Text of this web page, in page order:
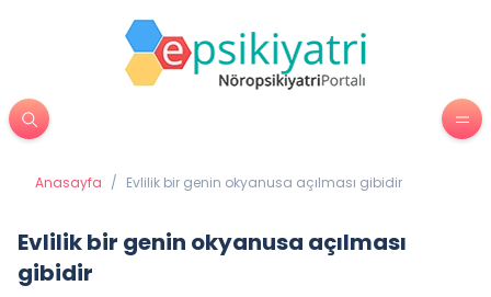
Anasayfa / Evlilik bir genin okyanusa açılması gibidir
Evlilik bir genin okyanusa açılması
gibidir